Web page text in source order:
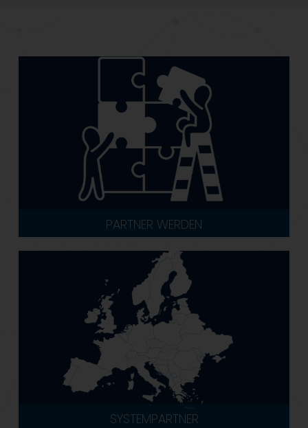
PARTNER WERDEN
SYSTEMPARTNER